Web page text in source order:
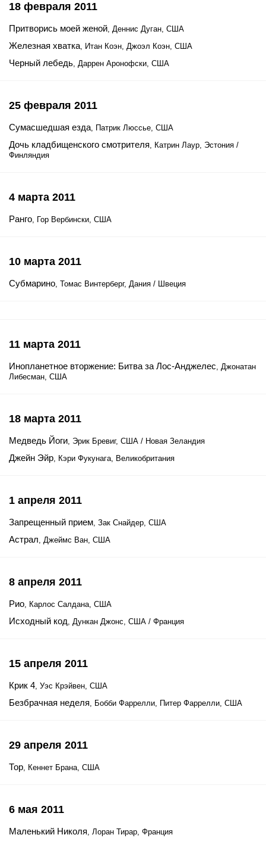
18 февраля 2011
Притворись моей женой, Деннис Дуган, США
Железная хватка, Итан Коэн, Джоэл Коэн, США
Черный лебедь, Даррен Аронофски, США
25 февраля 2011
Сумасшедшая езда, Патрик Люссье, США
Дочь кладбищенского смотрителя, Катрин Лаур, Эстония /
Финляндия
4 марта 2011
Ранго, Гор Вербински, США
10 марта 2011
Субмарино, Томас Винтерберг, Дания / Швеция
11 марта 2011
Инопланетное вторжение: Битва за Лос-Анджелес, Джонатан
Либесман, США
18 марта 2011
Медведь Йоги, Эрик Бревиг, США / Новая Зеландия
Джейн Эйр, Кэри Фукунага, Великобритания
1 апреля 2011
Запрещенный прием, Зак Снайдер, США
Астрал, Джеймс Ван, США
8 апреля 2011
Рио, Карлос Салдана, США
Исходный код, Дункан Джонс, США / Франция
15 апреля 2011
Крик 4, Уэс Крэйвен, США
Безбрачная неделя, Бобби Фаррелли, Питер Фаррелли, США
29 апреля 2011
Тор, Кеннет Брана, США
6 мая 2011
Маленький Николя, Лоран Тирар, Франция